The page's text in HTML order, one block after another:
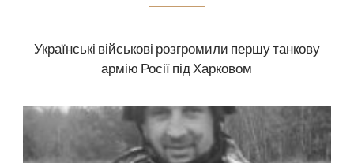
Українські військові розгромили першу танкову
армію Росії під Харковом